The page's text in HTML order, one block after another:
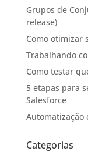
Grupos de
release)
Como otimizar
Trabalhando
Como testar
5 etapas para
Salesforce
Automatização
Categorias